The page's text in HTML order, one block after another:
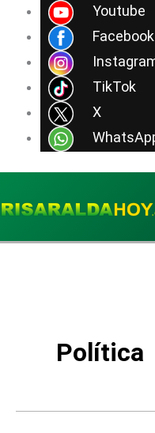
Youtube
Facebook
TikTok
X
contenido
Política